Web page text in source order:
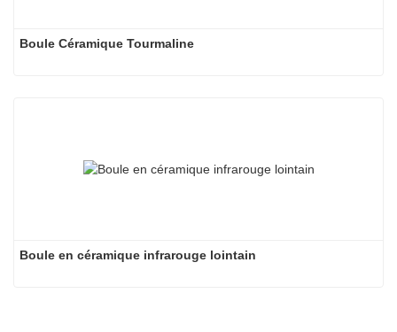
Boule Céramique Tourmaline
Boule en céramique infrarouge lointain